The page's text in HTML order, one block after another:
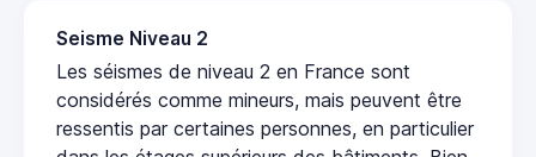
Seisme Niveau 2
Les séismes de niveau 2 en France sont
considérés comme mineurs, mais peuvent être
ressentis par certaines personnes, en particulier